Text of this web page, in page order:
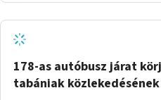
178-as autóbusz járat
tabániak